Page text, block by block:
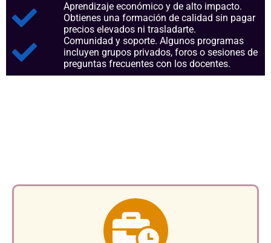
Aprendizaje económico y de alto impacto.
Obtienes una formación de calidad sin pagar
precios elevados ni trasladarte.
Comunidad y soporte. Algunos programas
incluyen grupos privados, foros o sesiones de
preguntas frecuentes con los docentes.